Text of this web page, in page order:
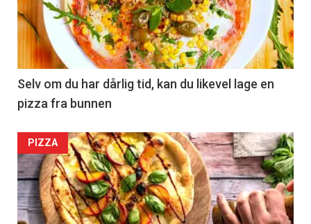
Selv om du har dårlig tid, kan du likevel lage en
pizza fra bunnen
PIZZA